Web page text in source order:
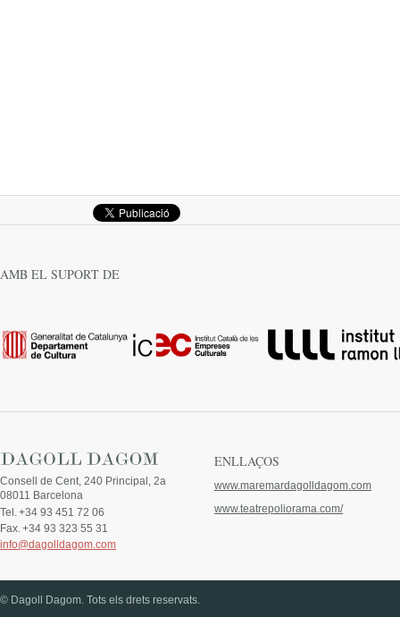
AMB EL SUPORT DE
Consell de Cent, 240 Principal, 2a
08011 Barcelona
Tel. +34 93 451 72 06
Fax. +34 93 323 55 31
info@dagolldagom.com
ENLLAÇOS
www.maremardagolldagom.com
www.teatrepoliorama.com/
© Dagoll Dagom. Tots els drets reservats.